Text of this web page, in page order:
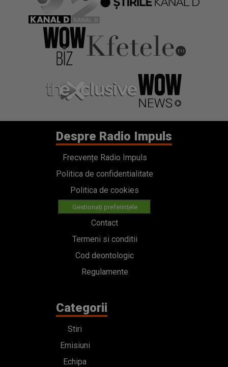
Despre Radio Impuls
Frecvențe Radio Impuls
Politica de confidentialitate
Politica de cookies
Gestionați preferințele
Contact
Termeni si conditii
Cod deontologic
Regulamente
Categorii
Stiri
Emisiuni
Echipa